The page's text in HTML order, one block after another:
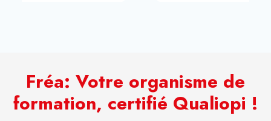
Fréa: Votre organisme de
formation, certifié Qualiopi !